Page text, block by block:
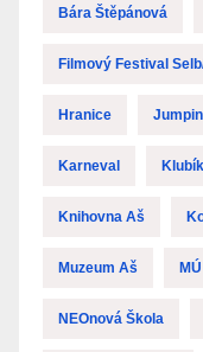
Bára Štěpánová
Filmový Festival
Hranice
Karneval
Knihovna Aš
Muzeum Aš
NEOnová Škola